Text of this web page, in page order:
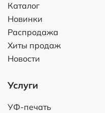
Каталог
Новинки
Распродажа
Хиты продаж
Новости
Услуги
УФ-печать